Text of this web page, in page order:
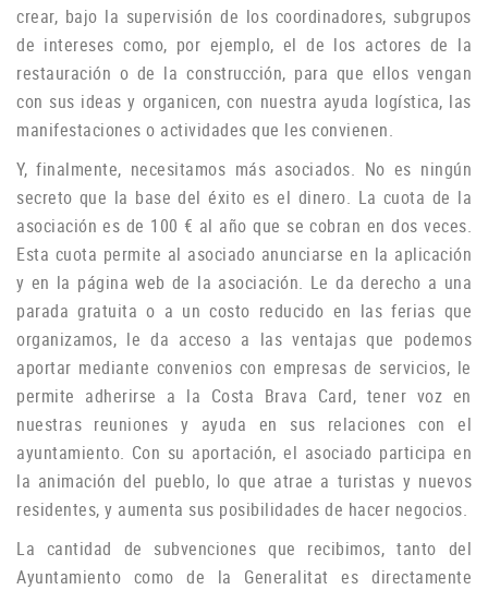
crear, bajo la supervisión de los coordinadores, subgrupos
de intereses como, por ejemplo, el de los actores de la
restauración o de la construcción, para que ellos vengan
con sus ideas y organicen, con nuestra ayuda logística, las
manifestaciones o actividades que les convienen.
Y, finalmente, necesitamos más asociados. No es ningún
secreto que la base del éxito es el dinero. La cuota de la
asociación es de 100 € al año que se cobran en dos veces.
Esta cuota permite al asociado anunciarse en la aplicación
y en la página web de la asociación. Le da derecho a una
parada gratuita o a un costo reducido en las ferias que
organizamos, le da acceso a las ventajas que podemos
aportar mediante convenios con empresas de servicios, le
permite adherirse a la Costa Brava Card, tener voz en
nuestras reuniones y ayuda en sus relaciones con el
ayuntamiento. Con su aportación, el asociado participa en
la animación del pueblo, lo que atrae a turistas y nuevos
residentes, y aumenta sus posibilidades de hacer negocios.
La cantidad de subvenciones que recibimos, tanto del
Ayuntamiento como de la Generalitat es directamente